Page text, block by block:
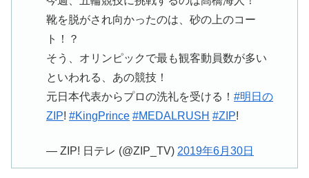
靴を脱がされ向かったのは、砂の上のコー
ト！？
そう、オリンピックで最も観客動員数が多い
といわれる、あの競技！
元日本代表からプロの洗礼を受ける！ #明日の
ZIP! #KingPrince #MEDALRUSH #ZIP!
— ZIP! 日テレ (@ZIP_TV) 2019年6月30日